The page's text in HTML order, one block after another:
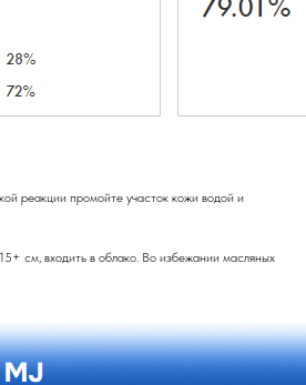
реакции промойте участок кожи водой и
см, входить в облако. Во избежании масляных